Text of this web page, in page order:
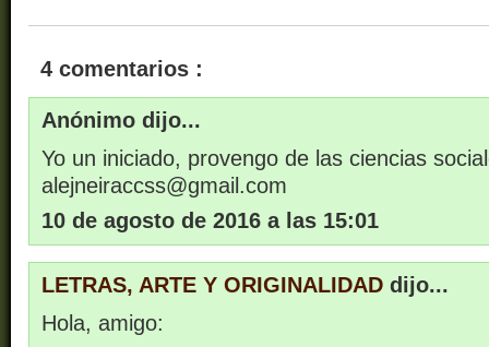
4 comentarios :
Anónimo dijo...
Yo un iniciado, provengo de las ciencias
alejneiraccss@gmail.com
10 de agosto de 2016 a las 15:01
LETRAS, ARTE Y ORIGINALIDAD dijo...
Hola, amigo: